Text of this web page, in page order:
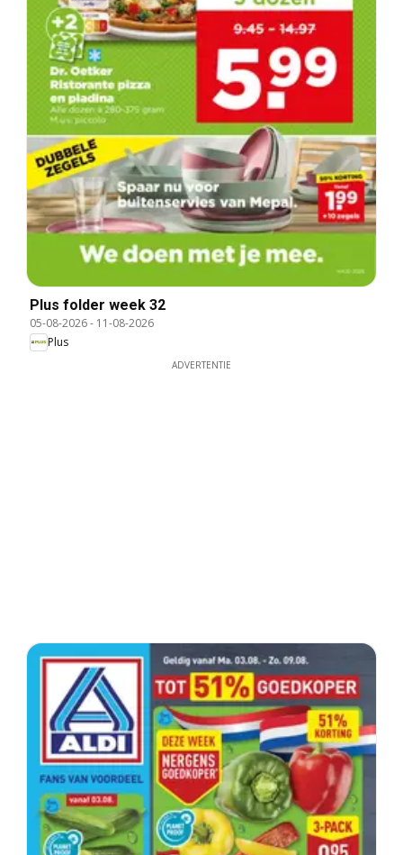
Plus folder week 32
05-08-2026- 11-08-2026
Plus
ADVERTENTIE